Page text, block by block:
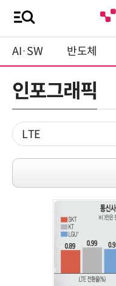
AI·SW 반도체
인포그래픽